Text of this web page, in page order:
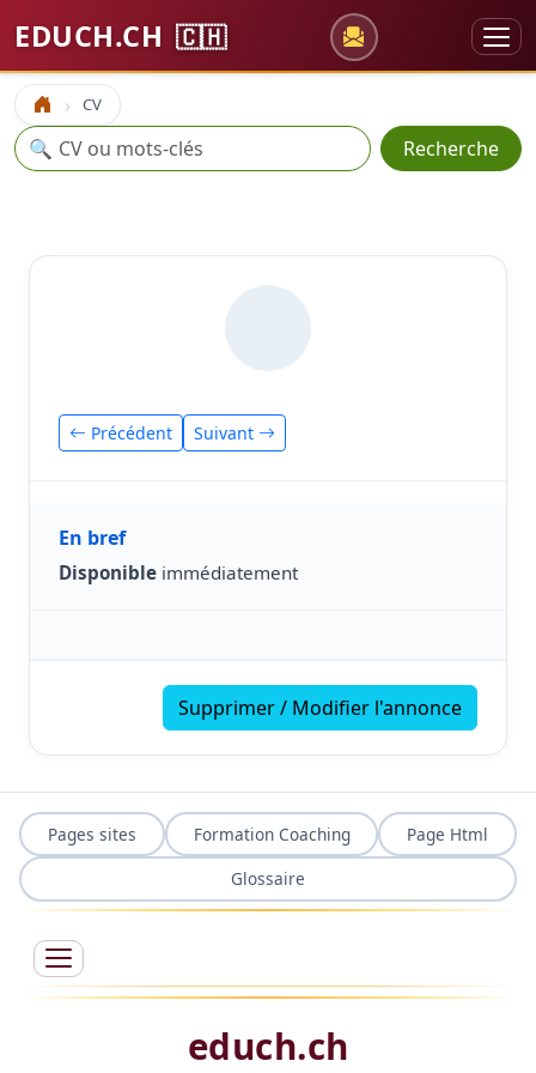
EDUCH.CH 🇨🇭
Accueil CV
Recherche
🔍 Recherche
Précédent Suivant
En bref
Disponible immédiatement
Supprimer / Modifier l'annonce
Pages sites Formation Coaching
Page Html
Glossaire
educh.ch